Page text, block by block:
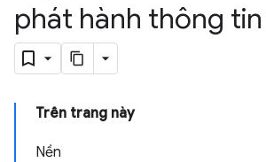
phát hành thông
Trên trang này
Nền